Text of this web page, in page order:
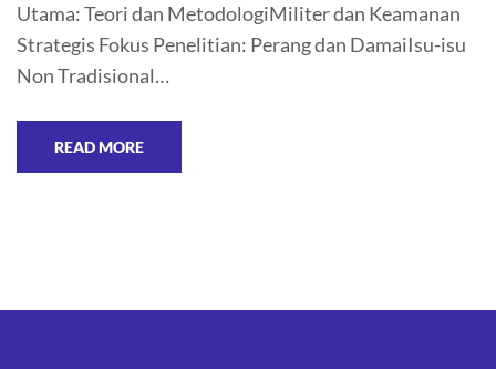
Utama: Teori dan MetodologiMiliter dan Keamanan
Strategis Fokus Penelitian: Perang dan DamaiIsu-isu
Non Tradisional…
READ MORE